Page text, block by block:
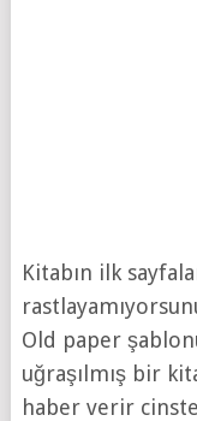
Kitabın ilk
Old paper
uğraşılmış bir
haber verir